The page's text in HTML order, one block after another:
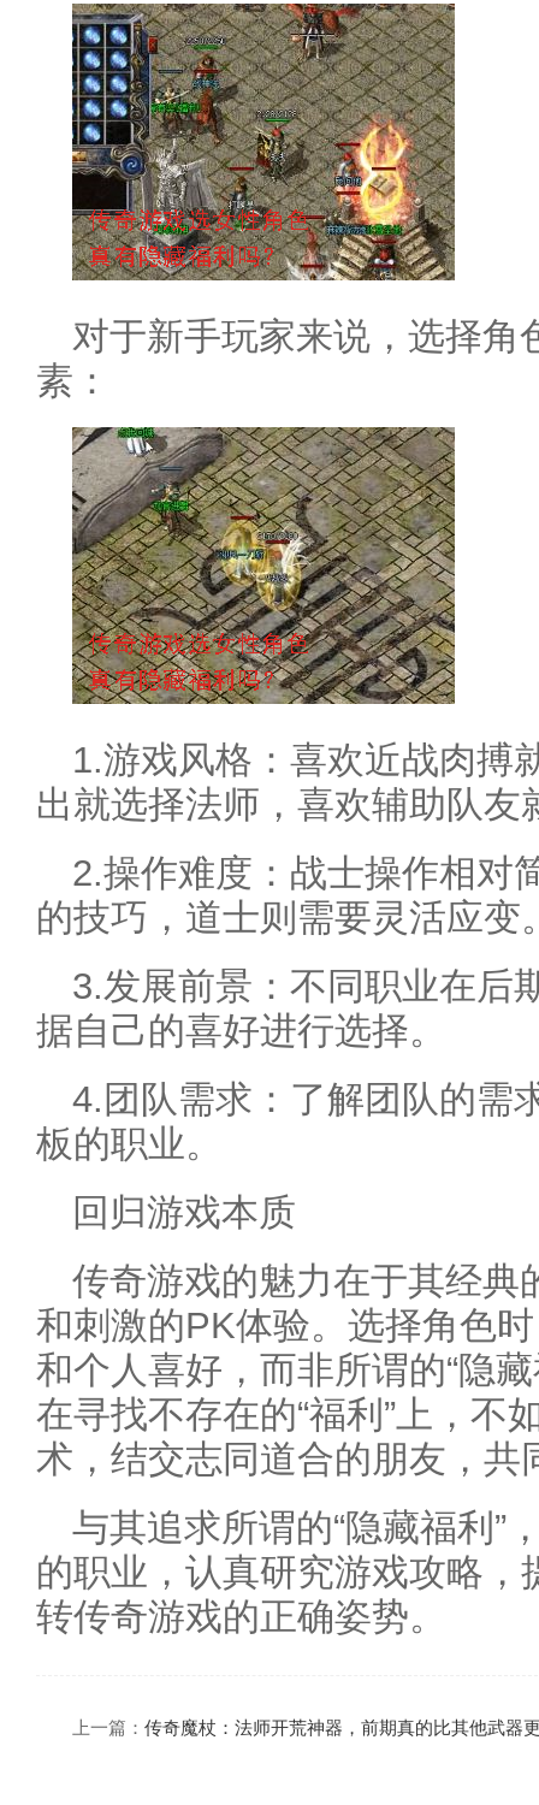
对于新手玩家来说，选择角
素：
1.游戏风格：喜欢近战肉搏
出就选择法师，喜欢辅助队友
2.操作难度：战士操作相对
的技巧，道士则需要灵活应变
3.发展前景：不同职业在后
据自己的喜好进行选择。
4.团队需求：了解团队的需
板的职业。
回归游戏本质
传奇游戏的魅力在于其经典
和刺激的PK体验。选择角色
和个人喜好，而非所谓的“隐
在寻找不存在的“福利”上，不
术，结交志同道合的朋友，共
与其追求所谓的“隐藏福利”
的职业，认真研究游戏攻略
转传奇游戏的正确姿势。
上一篇： 传奇魔杖：法师开荒神器，前期真的比其他武器